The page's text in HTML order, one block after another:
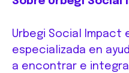
Urbegi Social Impact
especializada en
a encontrar e